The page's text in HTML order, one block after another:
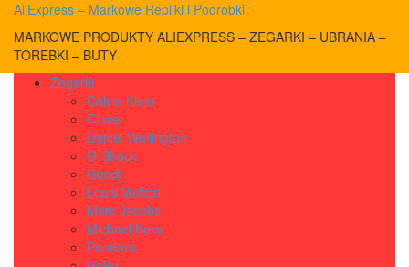
AliExpress – Markowe Repliki i Podróbki
MARKOWE PRODUKTY ALIEXPRESS – ZEGARKI – UBRANIA –
TOREBKI – BUTY
Zegarki
Calvin Klein
Cluse
Daniel Wellington
G-Shock
Gucci
Louis Vuitton
Marc Jacobs
Michael Kors
Pandora